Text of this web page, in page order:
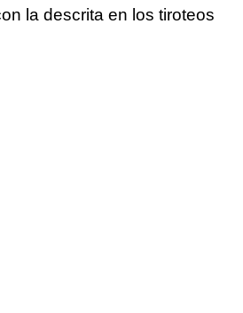
la descrita en los tiroteos